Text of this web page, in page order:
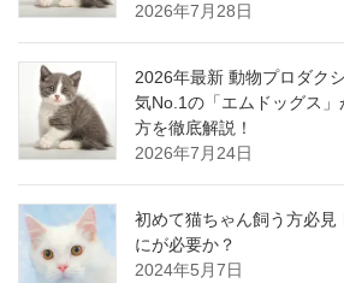
2026年7月28日
2026年最新 動物プロダク
気No.1の「エムドッグス
方を徹底解説！
2026年7月24日
初めて猫ちゃん飼う方必見
にが必要か？
2024年5月7日